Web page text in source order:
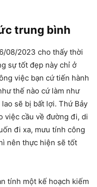
trung bình
08/2023 cho thấy thời
sự tốt đẹp này chỉ ở
việc bạn cứ tiến hành
thế nào cứ làm như
sẽ bị bất lợi. Thứ Bảy
việc cầu về đường đi, di
đi xa, mưu tính công
nên thực hiện sẽ tốt
tính một kế hoạch kiếm